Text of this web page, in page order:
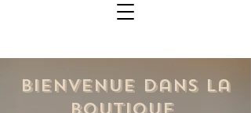
Bienvenue dans la